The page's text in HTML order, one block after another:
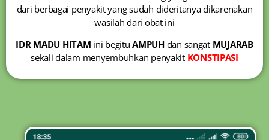
dari berbagai penyakit yang sudah dideritanya dikarenakan
wasilah dari obat ini
IDR MADU HITAM ini begituAMPUHdan sangat MUJARAB
sekali dalam menyembuhkan penyakit KONSTIPASI